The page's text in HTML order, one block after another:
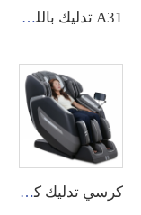
A31 تدليك باللمس شاشة كهربائية 8D ذو جاذبية صفرية كرسي فاخر لتدليك الجسم بالكامل سعر كرسي التدليك
كرسي تدليك كهربائي فاخر كبير مع تسخين وتدليك شياتسو وعجن واهتزاز بصيغة انعدام الجاذبية وتقنية 4D لجسم كامل مع بكرة أقدام للاستخدام المنزلي